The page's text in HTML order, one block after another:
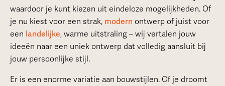
waardoor je kunt kiezen uit eindeloze mogelijkheden. Of
je nu kiest voor een strak, modern ontwerp of juist voor
een landelijke, warme uitstraling – wij vertalen jouw
ideeën naar een uniek ontwerp dat volledig aansluit bij
jouw persoonlijke stijl.
Er is een enorme variatie aan bouwstijlen. Of je droomt